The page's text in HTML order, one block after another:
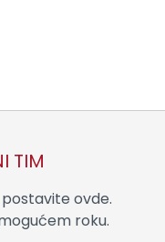
TIM
ovde.
roku.